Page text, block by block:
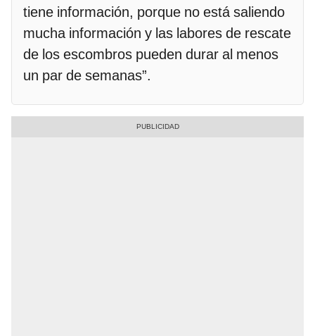
tiene información, porque no está saliendo
mucha información y las labores de rescate
de los escombros pueden durar al menos
un par de semanas”.